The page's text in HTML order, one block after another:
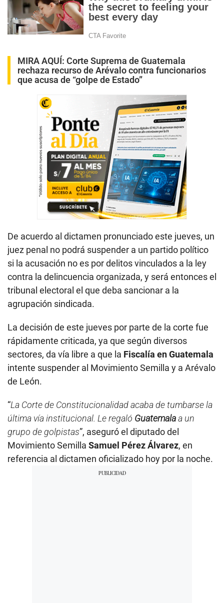
MIRA AQUÍ: Corte Suprema de Guatemala
rechaza recurso de Arévalo contra funcionarios
que acusa de “golpe de Estado”
De acuerdo al dictamen pronunciado este jueves, un
juez penal no podrá suspender a un partido político
si la acusación no es por delitos vinculados a la ley
contra la delincuencia organizada, y será entonces el
tribunal electoral el que deba sancionar a la
agrupación sindicada.
La decisión de este jueves por parte de la corte fue
rápidamente criticada, ya que según diversos
sectores, da vía libre a que la Fiscalía en Guatemala
intente suspender al Movimiento Semilla y a Arévalo
de León.
“La Corte de Constitucionalidad acaba de tumbarse la
última vía institucional. Le regaló Guatemalaa un
grupo de golpistas”, aseguró el diputado del
Movimiento Semilla Samuel Pérez Álvarez, en
referencia al dictamen oficializado hoy por la noche.